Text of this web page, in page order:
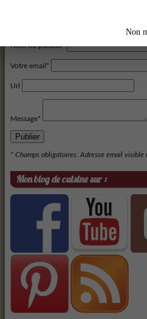
Votre commentaire s'affichera après
Nom ou pseudo*
Votre email*
Url
Message*
Publier
* Champs obligatoires. Adresse email visible
Mon blog de cuisine sur :
Non